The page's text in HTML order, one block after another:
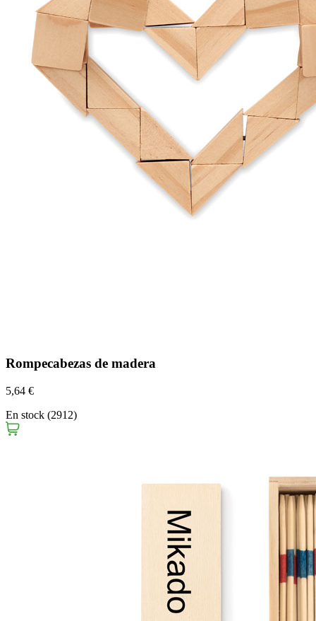
Rompecabezas de madera
5,64 €
En stock (2912)